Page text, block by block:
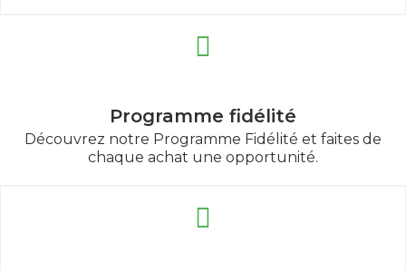
Programme fidélité
Découvrez notre Programme Fidélité et faites de
chaque achat une opportunité.